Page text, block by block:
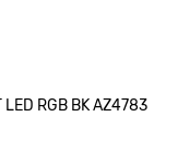
RGB BK AZ4783